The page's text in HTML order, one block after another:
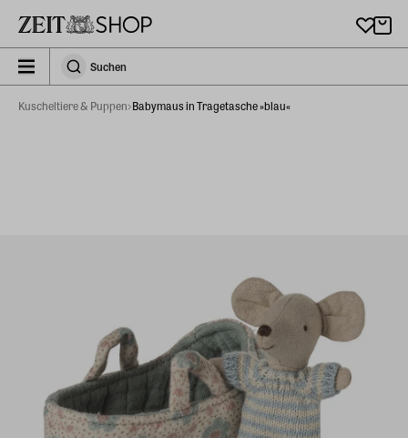
zeit_storefront.components.search.collapsed
SuchenSuchen
Kuscheltiere & Puppen Babymaus in Tragetasche »blau«